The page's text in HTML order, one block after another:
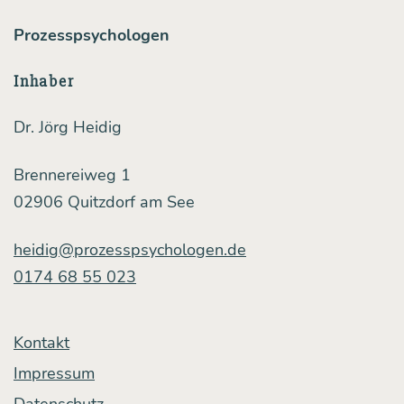
Prozesspsychologen
Inhaber
Dr. Jörg Heidig
Brennereiweg 1
02906 Quitzdorf am See
heidig@prozesspsychologen.de
0174 68 55 023
Kontakt
Impressum